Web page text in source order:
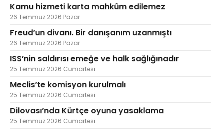
Kamu hizmeti karta mahkûm edilemez
26 Temmuz 2026 Pazar
Freud’un divanı. Bir danışanım uzanmıştı
26 Temmuz 2026 Pazar
ISS’nin saldırısı emeğe ve halk sağlığınadır
25 Temmuz 2026 Cumartesi
Meclis’te komisyon kurulmalı
25 Temmuz 2026 Cumartesi
Dilovası’nda Kürtçe oyuna yasaklama
25 Temmuz 2026 Cumartesi